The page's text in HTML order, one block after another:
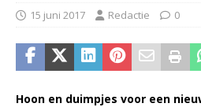
15 juni 2017 Redactie 0
Hoon en duimpjes voor een